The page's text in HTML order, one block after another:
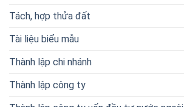
Tách, hợp thửa đất
Tài liệu biểu mẫu
Thành lập chi nhánh
Thành lập công ty